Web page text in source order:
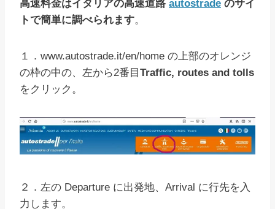
高速料金はイタリアの高速道路 autostrade のサイ
トで簡単に調べられます。
１．www.autostrade.it/en/home の上部のオレンジ
の枠の中の、左から2番目 Traffic, routes and tolls
をクリック。
２．左の Departure に出発地、Arrival に行先を入
力します。